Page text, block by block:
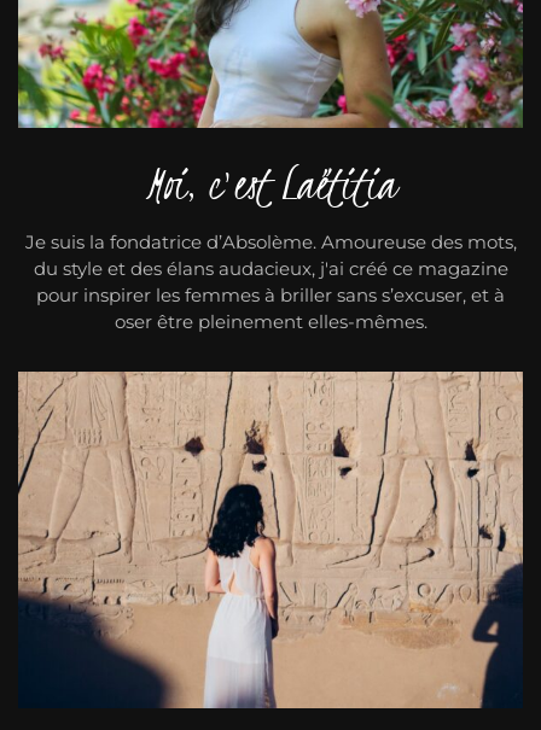
Moi, c'est Laëtitia
Je suis la fondatrice d’Absolème. Amoureuse des mots,
du style et des élans audacieux, j'ai créé ce magazine
pour inspirer les femmes à briller sans s’excuser, et à
oser être pleinement elles-mêmes.